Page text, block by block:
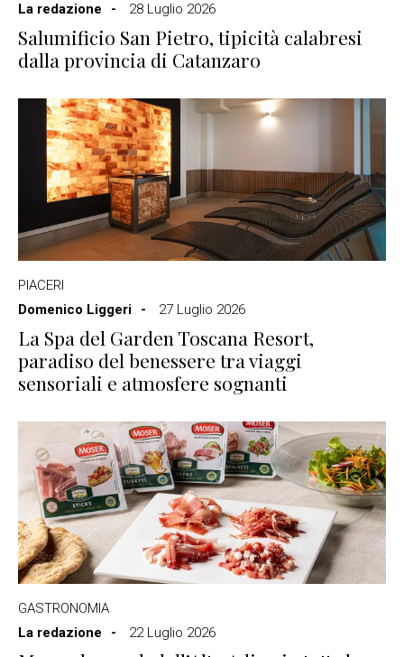
La redazione
28 Luglio 2026
Salumificio San Pietro, tipicità calabresi
dalla provincia di Catanzaro
PIACERI
Domenico Liggeri
27 Luglio 2026
La Spa del Garden Toscana Resort,
paradiso del benessere tra viaggi
sensoriali e atmosfere sognanti
GASTRONOMIA
La redazione
22 Luglio 2026